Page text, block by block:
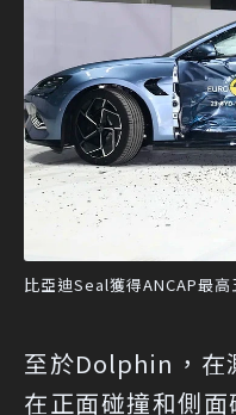
比亞迪Seal獲得ANCAP最
至於Dolphin，在
在正面碰撞和側